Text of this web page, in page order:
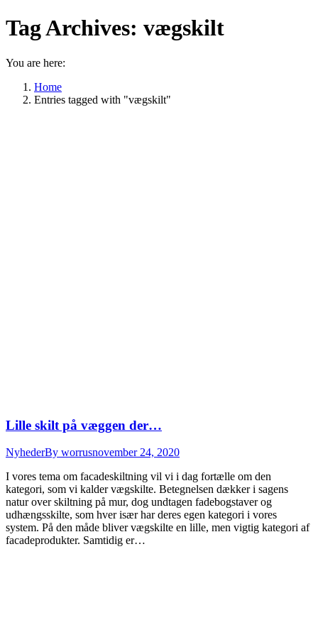
Tag Archives: vægskilt
You are here:
Home
Entries tagged with "vægskilt"
Lille skilt på væggen der…
NyhederBy worrusnovember 24, 2020
I vores tema om facadeskiltning vil vi i dag fortælle om den
kategori, som vi kalder vægskilte. Betegnelsen dækker i sagens
natur over skiltning på mur, dog undtagen fadebogstaver og
udhængsskilte, som hver især har deres egen kategori i vores
system. På den måde bliver vægskilte en lille, men vigtig kategori af
facadeprodukter. Samtidig er…